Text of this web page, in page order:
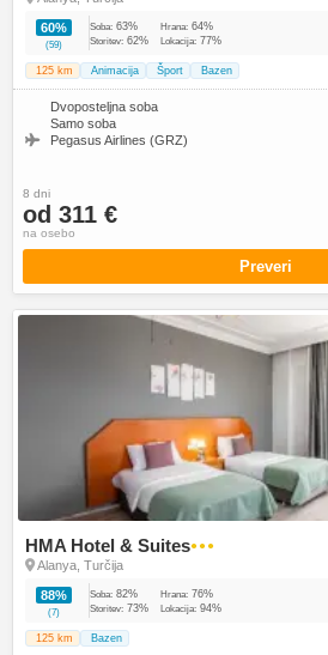
60%
(59)
Soba: 63% Hrana: 64%
Storitev: 62% Lokacija: 77%
125 km Animacija Šport Bazen
Dvoposteljna soba
Samo soba
Pegasus Airlines (GRZ)
8 dni
od 311 €
na osebo
Preveri
HMA Hotel & Suites●●●
Alanya, Turčija
88%
(7)
Soba: 82% Hrana: 76%
Storitev: 73% Lokacija: 94%
125 km Bazen